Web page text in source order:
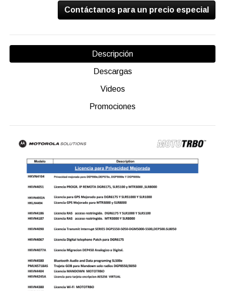
Contáctanos para un precio especial
Descripción
Descargas
Videos
Promociones